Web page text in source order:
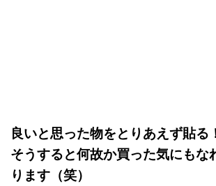
良いと思った物をとりあえず貼る
そうすると何故か買った気にもな
ります（笑）